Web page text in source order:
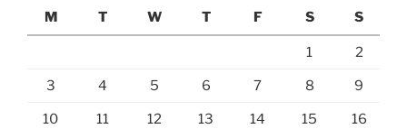
M
T W T F S S
1 2
3 4 5 6 7 8 9
10 11 12 13 14 15 16